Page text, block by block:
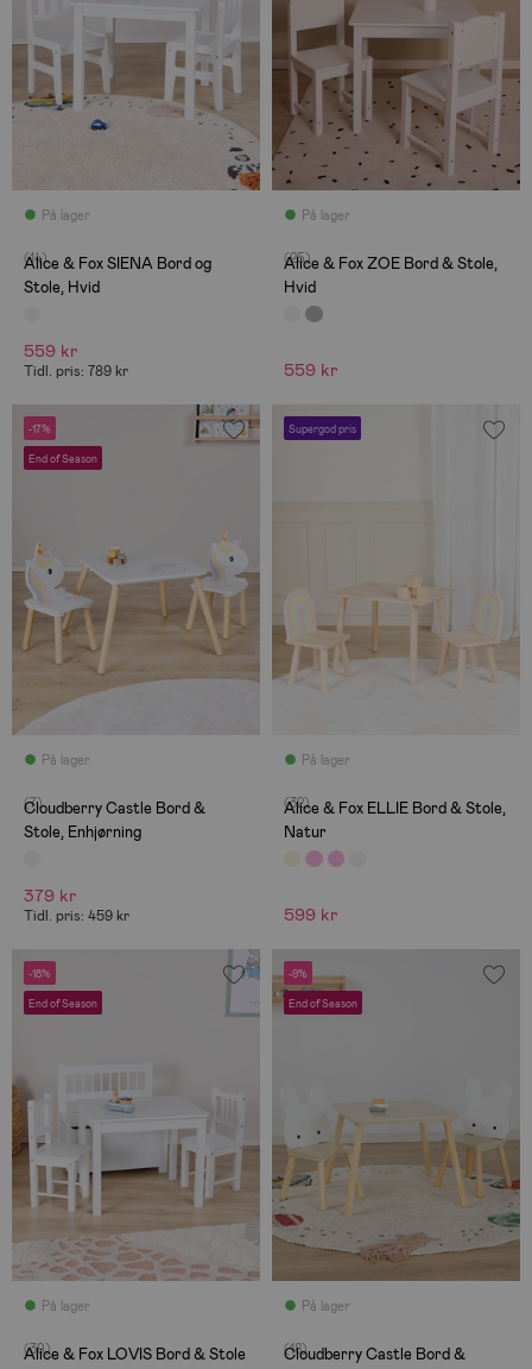
På lager
(14)
Alice & Fox SIENA Bord og
Stole, Hvid
559 kr
Tidl. pris: 789 kr
På lager
(25)
Alice & Fox ZOE Bord & Stole,
Hvid
559 kr
-17%
End of Season
På lager
(7)
Cloudberry Castle Bord &
Stole, Enhjørning
379 kr
Tidl. pris: 459 kr
Supergod pris
På lager
(32)
Alice & Fox ELLIE Bord & Stole,
Natur
599 kr
-18%
End of Season
På lager
(39)
Alice & Fox LOVIS Bord & Stole
-9%
End of Season
På lager
(18)
Cloudberry Castle Bord &